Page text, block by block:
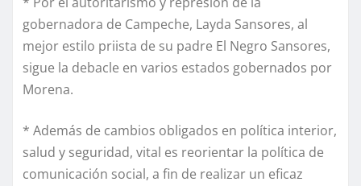
gobernadora de Campeche, Layda Sansores, al
mejor estilo priista de su padre El Negro Sansores,
sigue la debacle en varios estados gobernados por
Morena.
* Además de cambios obligados en política interior,
salud y seguridad, vital es reorientar la política de
comunicación social, a fin de realizar un eficaz